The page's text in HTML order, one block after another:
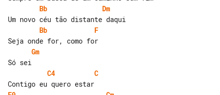
Bb
Dm
Bb
F
Gm
C4
C